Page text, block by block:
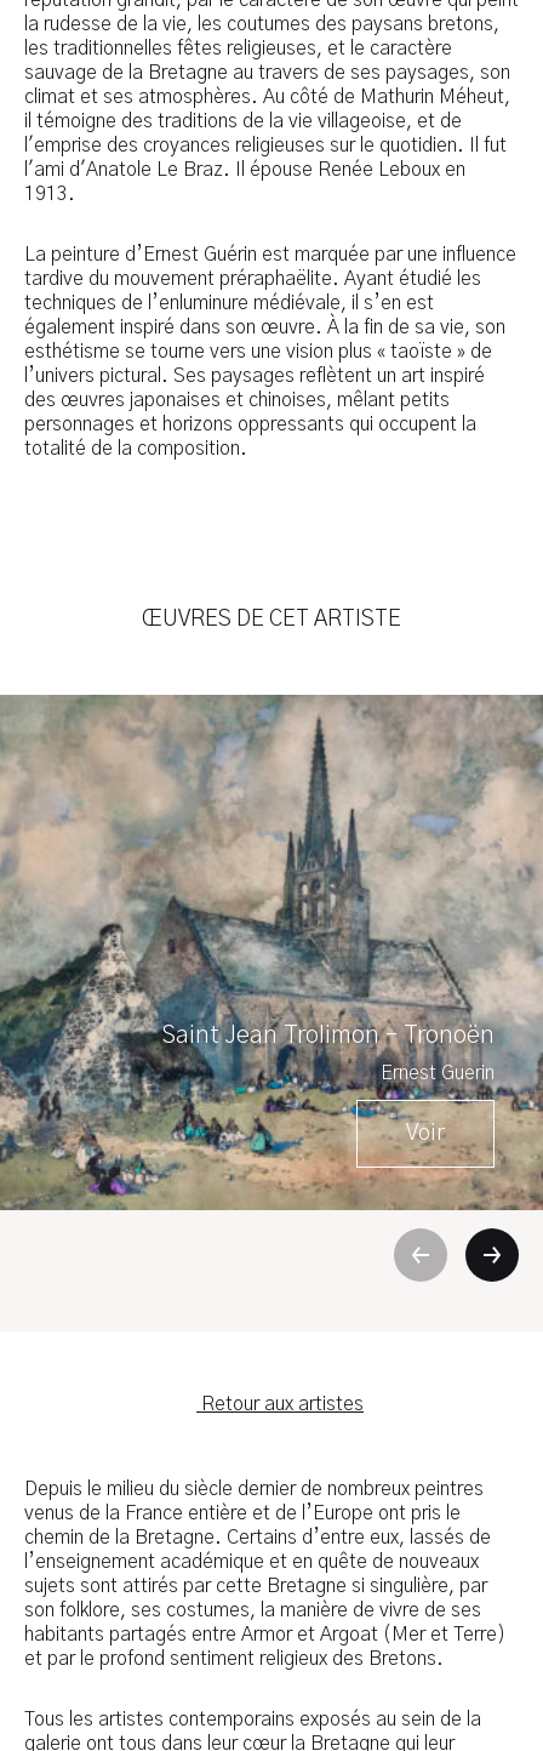
la rudesse de la vie, les coutumes des paysans bretons,
les traditionnelles fêtes religieuses, et le caractère
sauvage de la Bretagne au travers de ses paysages, son
climat et ses atmosphères. Au côté de Mathurin Méheut,
il témoigne des traditions de la vie villageoise, et de
l'emprise des croyances religieuses sur le quotidien. Il fut
l'ami d'Anatole Le Braz. Il épouse Renée Leboux en
1913.
La peinture d’Ernest Guérin est marquée par une influence
tardive du mouvement préraphaëlite. Ayant étudié les
techniques de l’enluminure médiévale, il s’en est
également inspiré dans son œuvre. À la fin de sa vie, son
esthétisme se tourne vers une vision plus « taoïste » de
l’univers pictural. Ses paysages reflètent un art inspiré
des œuvres japonaises et chinoises, mêlant petits
personnages et horizons oppressants qui occupent la
totalité de la composition.
ŒUVRES DE CET ARTISTE
Saint Jean Trolimon – Tronoën
Ernest Guerin
Voir
Retour aux artistes
Depuis le milieu du siècle dernier de nombreux peintres
venus de la France entière et de l’Europe ont pris le
chemin de la Bretagne. Certains d’entre eux, lassés de
l’enseignement académique et en quête de nouveaux
sujets sont attirés par cette Bretagne si singulière, par
son folklore, ses costumes, la manière de vivre de ses
habitants partagés entre Armor et Argoat (Mer et Terre)
et par le profond sentiment religieux des Bretons.
Tous les artistes contemporains exposés au sein de la
galerie ont tous dans leur cœur la Bretagne qui leur